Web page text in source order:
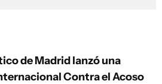
de Madrid lanzó una
Contra el Acoso